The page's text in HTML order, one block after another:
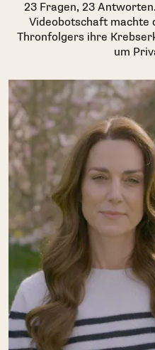
23 Fragen, 23
Videobotschaft machte
Thronfolgers ihre
um